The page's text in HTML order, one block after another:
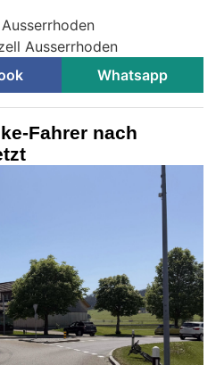
Ausserrhoden
Whatsapp
Fahrer nach